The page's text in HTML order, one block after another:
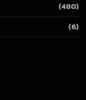
(480)
(6)